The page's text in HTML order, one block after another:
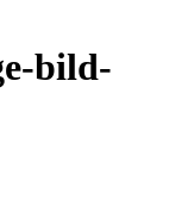
bild-